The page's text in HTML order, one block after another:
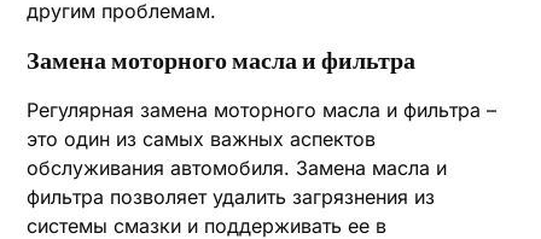
другим проблемам.
Замена моторного масла и фильтра
Регулярная замена моторного масла и фильтра –
это один из самых важных аспектов
обслуживания автомобиля. Замена масла и
фильтра позволяет удалить загрязнения из
системы смазки и поддерживать ее в